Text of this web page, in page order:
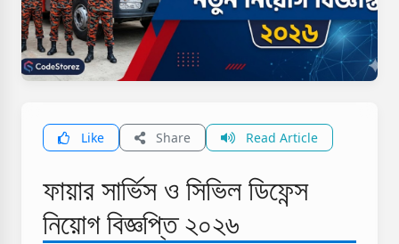
Like Share Read Article
ফায়ার সার্ভিস ও সিভিল ডিফেন্স
নিয়োগ বিজ্ঞপ্তি ২০২৬